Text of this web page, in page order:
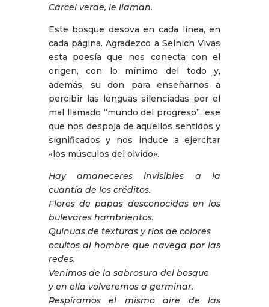
Cárcel verde, le llaman.
Este bosque desova en cada línea, en
cada página. Agradezco a Selnich Vivas
esta poesía que nos conecta con el
origen, con lo mínimo del todo y,
además, su don para enseñarnos a
percibir las lenguas silenciadas por el
mal llamado “mundo del progreso”, ese
que nos despoja de aquellos sentidos y
significados y nos induce a ejercitar
«los músculos del olvido».
Hay amaneceres invisibles a la
cuantía de los créditos.
Flores de papas desconocidas en los
bulevares hambrientos.
Quinuas de texturas y ríos de colores
ocultos al hombre que navega por las
redes.
Venimos de la sabrosura del bosque
y en ella volveremos a germinar.
Respiramos el mismo aire de las